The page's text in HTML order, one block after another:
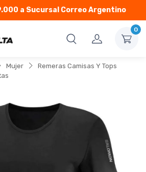
a Sucursal Correo Argentino
0
Mujer
Remeras Camisas Y Tops